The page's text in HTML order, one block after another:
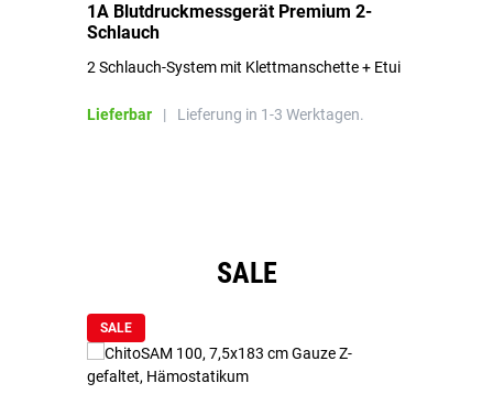
1A Blutdruckmessgerät Premium 2-
Schlauch
2 Schlauch-System mit Klettmanschette + Etui
Lieferbar | Lieferung in 1-3 Werktagen.
SALE
SALE